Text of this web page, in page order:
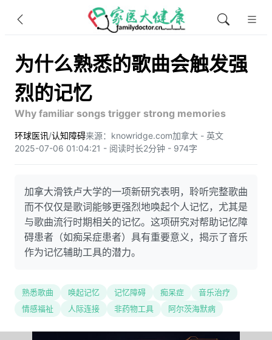
为什么熟悉的歌曲会触发强
烈的记忆
Why familiar songs trigger strong memories
环球医讯/认知障碍来源：knowridge.com加拿大 - 英文
2025-07-06 01:04:21 - 阅读时长2分钟 - 974字
加拿大滑铁卢大学的一项新研究表明，聆听完整歌曲
而不仅仅是歌词能够更强烈地唤起个人记忆，尤其是
与歌曲流行时期相关的记忆。这项研究对帮助记忆障
碍患者（如痴呆症患者）具有重要意义，揭示了音乐
作为记忆辅助工具的潜力。
熟悉歌曲 唤起记忆 记忆障碍 痴呆症
音乐治疗
情感福祉
人际连接 非药物工具 阿尔茨海默病